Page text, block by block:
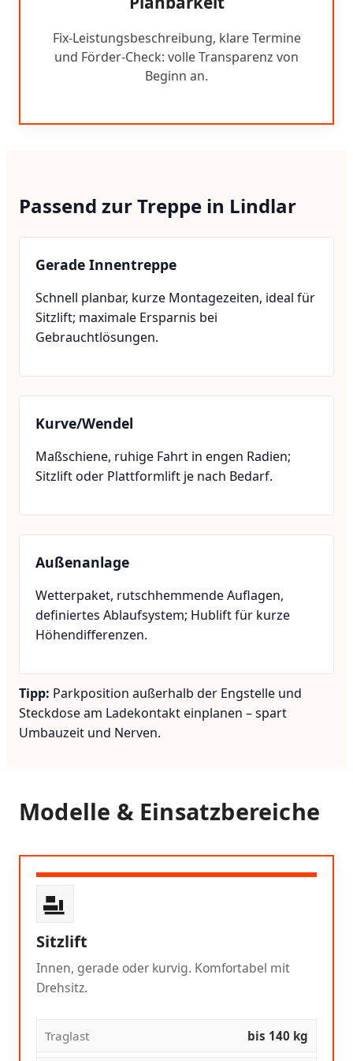
Fix-Leistungsbeschreibung, klare Termine
und Förder-Check: volle Transparenz von
Beginn an.
Passend zur Treppe in Lindlar
Gerade Innentreppe
Schnell planbar, kurze Montagezeiten, ideal für
Sitzlift; maximale Ersparnis bei
Gebrauchtlösungen.
Kurve/Wendel
Maßschiene, ruhige Fahrt in engen Radien;
Sitzlift oder Plattformlift je nach Bedarf.
Außenanlage
Wetterpaket, rutschhemmende Auflagen,
definiertes Ablaufsystem; Hublift für kurze
Höhendifferenzen.
Tipp: Parkposition außerhalb der Engstelle und
Steckdose am Ladekontakt einplanen – spart
Umbauzeit und Nerven.
Modelle & Einsatzbereiche
Sitzlift
Innen, gerade oder kurvig. Komfortabel mit
Drehsitz.
Traglast bis 140 kg